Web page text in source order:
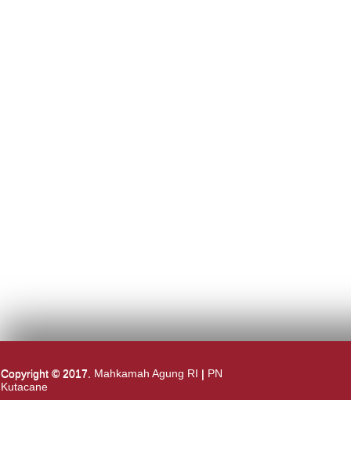
Copyright © 2017. Mahkamah Agung RI | PN
Kutacane